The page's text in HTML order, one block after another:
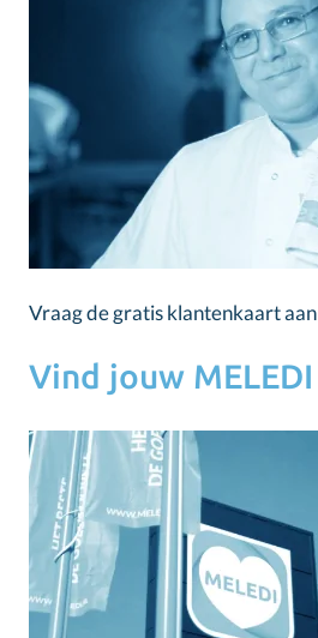
Vraag de gratis klantenkaart aan
Vind jouw MELEDI